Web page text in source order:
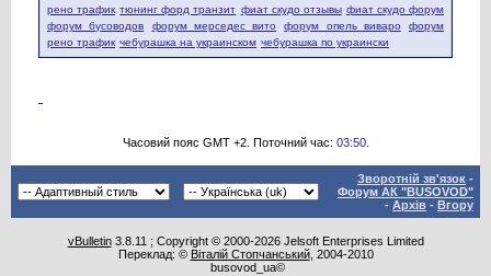
рено трафик тюнинг форд транзит фиат скудо отзывы фиат скудо форум
форум бусоводов
форум мерседес вито форум опель виваро
форум
рено трафик чебурашка на украинском чебурашка по украински
Часовий пояс GMT +2. Поточний час: 03:50.
Зворотній зв'язок -
Форум АК "BUSOVOD"
- Архів - Вгору
vBulletin3.8.11 ; Copyright © 2000-2026 Jelsoft Enterprises Limited
Переклад: © Віталій Стопчанський, 2004-2010
busovod_ua©